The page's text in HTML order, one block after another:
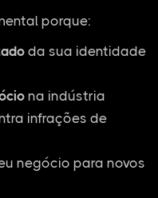
porque:
da sua identidade
na indústria
infrações de
negócio para novos